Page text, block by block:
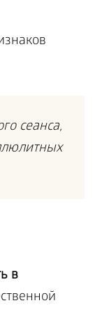
сеанса,
в